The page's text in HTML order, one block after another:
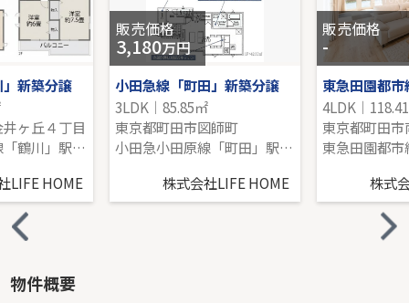
販売価格を見る
新築分譲
ヶ丘４丁目
小田急小田原線「鶴川」駅 徒歩13分
LIFE HOME
販売価格
3,180万円
小田急線「町田」新築分譲
3LDK｜85.85㎡
東京都町田市図師町
小田急小田原線「町田」駅 バス19分 「馬駈」 停歩8分
株式会社LIFE HOME
販売価格
-
4LDK｜
株式
物件概要